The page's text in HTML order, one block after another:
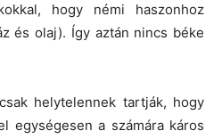
hogy némi haszonhoz
és olaj). Így aztán nincs béke
helytelennek tartják, hogy
egységesen a számára káros